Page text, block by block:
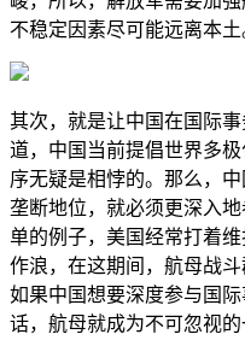
不稳定因素尽可能远离本土
其次，就是让中国在国际
道，中国当前提倡世界多
序无疑是相悖的。那么，
垄断地位，就必须更深入
单的例子，美国经常打着
作浪，在这期间，航母战
如果中国想要深度参与国
话，航母就成为不可忽视